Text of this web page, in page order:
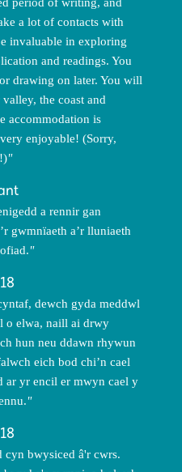
a lot of contacts with
invaluable in exploring
and readings. You
drawing on later. You will
the coast and
accommodation is
enjoyable! (Sorry,
a rennir gan
gwmnïaeth a’r lluniaeth
dewch gyda meddwl
o elwa, naill ai drwy
hun neu ddawn rhywun
eich bod chi’n cael
ar yr encil er mwyn cael y
bwysiced â'r cwrs.